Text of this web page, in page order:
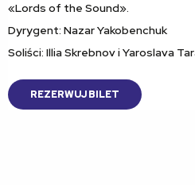
«Lords of the Sound».
Dyrygent: Nazar Yakobenchuk
Soliści: Illia Skrebnov i Yaroslava
REZERWUJ BILET